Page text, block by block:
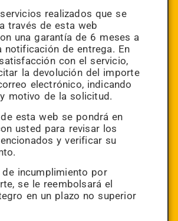
realizados que se
través de esta web
una garantía de 6 meses a
notificación de entrega. En
con el servicio,
la devolución del importe
electrónico, indicando
motivo de la solicitud.
esta web se pondrá en
usted para revisar los
y verificar su
de incumplimiento por
se le reembolsará el
en un plazo no superior